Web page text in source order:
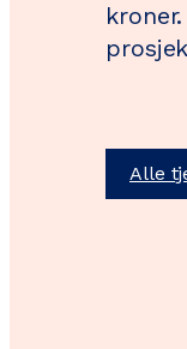
Alle